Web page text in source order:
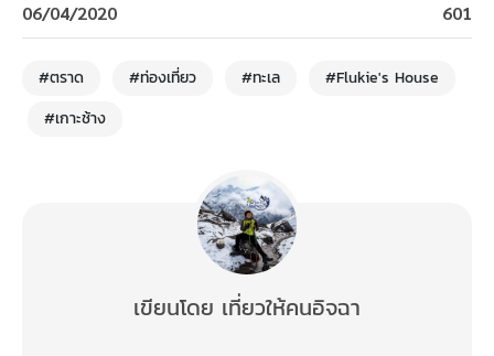
06/04/2020 601
#ตราด #ท่องเที่ยว #ทะเล
#Flukie's House
#เกาะช้าง
เขียนโดย เที่ยวให้คนอิจฉา